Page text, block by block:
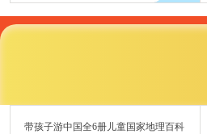
带孩子游中国全6册儿童国家地理百科